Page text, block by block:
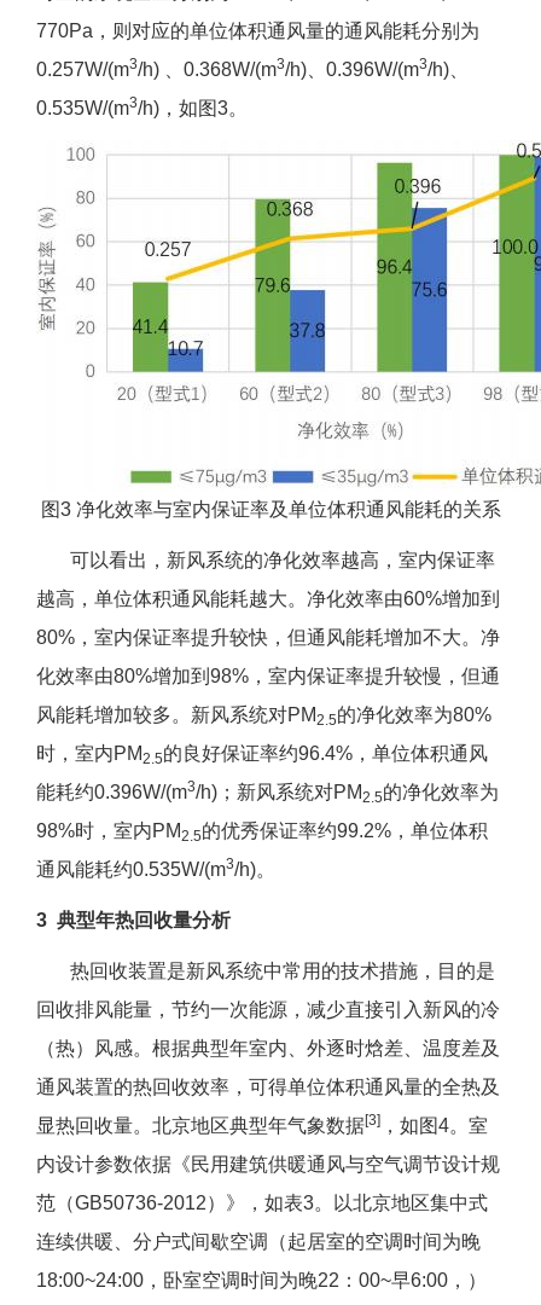
770Pa，则对应的单位体积通风量的通风能耗分别为
0.257W/(m3/h) 、0.368W/(m3/h)、0.396W/(m3/h)、
0.535W/(m3/h)，如图3。
图3 净化效率与室内保证率及单位体积通风能耗的关系
可以看出，新风系统的净化效率越高，室内保证率
越高，单位体积通风能耗越大。净化效率由60%增加到
80%，室内保证率提升较快，但通风能耗增加不大。净
化效率由80%增加到98%，室内保证率提升较慢，但通
风能耗增加较多。新风系统对PM2.5的净化效率为80%
时，室内PM2.5的良好保证率约96.4%，单位体积通风
能耗约0.396W/(m3/h)；新风系统对PM2.5的净化效率为
98%时，室内PM2.5的优秀保证率约99.2%，单位体积
通风能耗约0.535W/(m3/h)。
3 典型年热回收量分析
热回收装置是新风系统中常用的技术措施，目的是
回收排风能量，节约一次能源，减少直接引入新风的冷
（热）风感。根据典型年室内、外逐时焓差、温度差及
通风装置的热回收效率，可得单位体积通风量的全热及
显热回收量。北京地区典型年气象数据[3] ，如图4。室
内设计参数依据《民用建筑供暖通风与空气调节设计规
范（GB50736-2012）》，如表3。以北京地区集中式
连续供暖、分户式间歇空调（起居室的空调时间为晚
18:00~24:00，卧室空调时间为晚22：00~早6:00，）